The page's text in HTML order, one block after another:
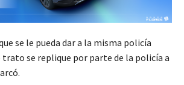
se le pueda dar a la misma policía
trato se replique por parte de la policía a